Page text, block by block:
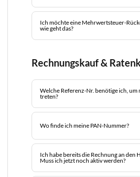
Ich möchte eine Mehrwertsteuer-
wie geht das?
Rechnungskauf &
Welche Referenz-Nr. benötige ich,
treten?
Wo finde ich meine PAN-Nummer?
Ich habe bereits die Rechnung an den
Muss ich jetzt noch aktiv werden?